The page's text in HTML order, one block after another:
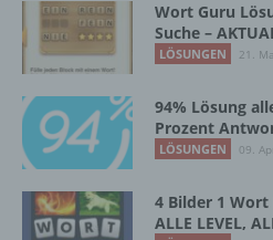
Wort Guru
Suche –
LÖSUNGEN 21.
94% Lösung
Prozent
LÖSUNGEN 09.
4 Bilder 1 Wort
ALLE LEVEL,
Verarbeitung
darin besteht, dass
personenbezogenen
werden, um
die sich auf eine
zu bewerten,
bezüglich
Lage, Gesundheit,
Interessen,
Aufenthaltsort oder
natürlichen Person zu